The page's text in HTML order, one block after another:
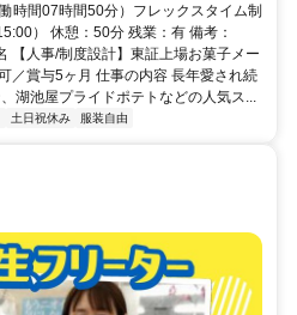
時間07時間50分）フレックスタイム制
） 休憩：50分 残業：有 備考：
【人事/制度設計】東証上場お菓子メー
／賞与5ヶ月 仕事の内容 長年愛され続
湖池屋プライドポテトなどの人気ス...
土日祝休み 服装自由